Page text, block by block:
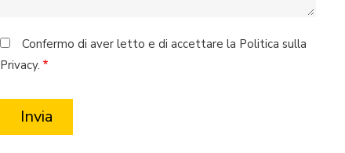
Confermo di aver letto e di accettare la Politica sulla
Privacy.